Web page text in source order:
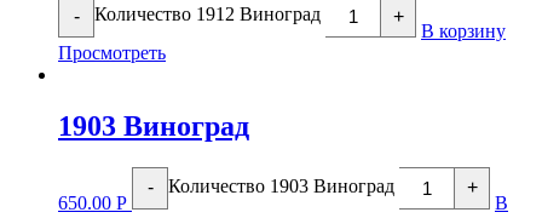
- Количество 1912 Виноград +
В корзину
Просмотреть
1903 Виноград
650.00 Р
- Количество 1903 Виноград +
В